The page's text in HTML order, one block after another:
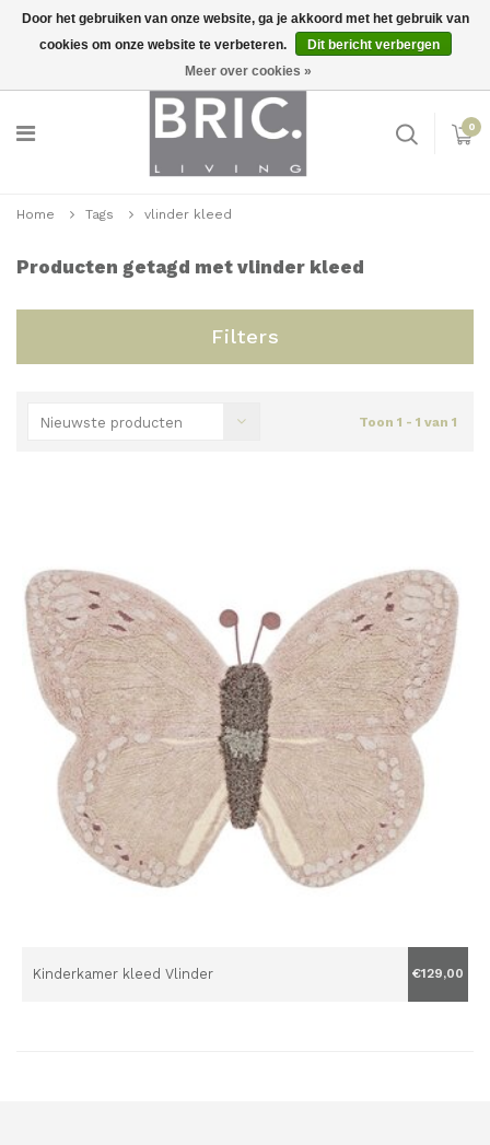
Inloggen
0
Home Tags vlinder kleed
Producten getagd met vlinder kleed
Filters
Nieuwste producten Toon 1 - 1 van 1
Kinderkamer kleed Vlinder €129,00
Door het gebruiken van onze website, ga je akkoord met het gebruik van
cookies om onze website te verbeteren.
Dit bericht verbergen
Meer over cookies »